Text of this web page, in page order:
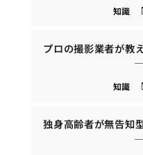
知識
プロの撮影業者が教
知識
独身高齢者が無告知